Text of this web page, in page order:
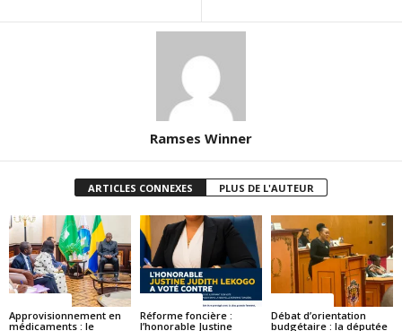
Ramses Winner
ARTICLES CONNEXES PLUS DE L'AUTEUR
Approvisionnement en
médicaments : le
Réforme foncière :
l’honorable Justine
Débat d’orientation
budgétaire : la députée